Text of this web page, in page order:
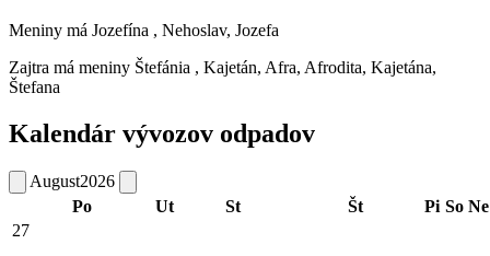
Meniny má Jozefína , Nehoslav, Jozefa
Zajtra má meniny Štefánia , Kajetán, Afra, Afrodita, Kajetána,
Štefana
Kalendár vývozov odpadov
August2026
Po
Ut St Št Pi So Ne
27